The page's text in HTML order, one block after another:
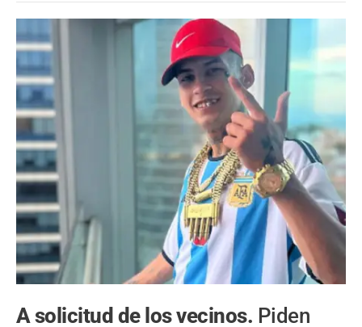
A solicitud de los vecinos. Piden